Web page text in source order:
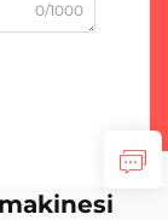
0/1000